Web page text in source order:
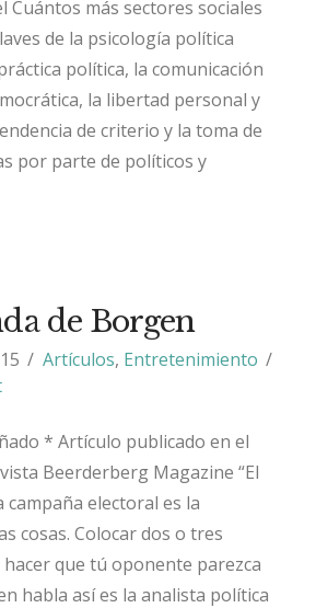
Cuántos más sectores sociales
de la psicología política
política, la comunicación
la libertad personal y
de criterio y la toma de
por parte de políticos y
de Borgen
Artículos, Entretenimiento
* Artículo publicado en el
Beerderberg Magazine “El
electoral es la
cosas. Colocar dos o tres
hacer que tú oponente parezca
habla así es la analista política